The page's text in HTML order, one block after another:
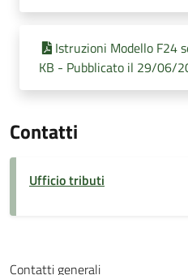
Istruzioni Modello F24
KB - Pubblicato il 29/06/
Contatti
Ufficio tributi
Contatti generali